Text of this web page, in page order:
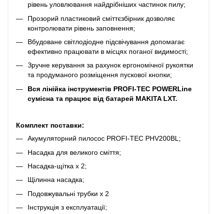
рівень уловлювання найдрібніших частинок пилу;
Прозорий пластиковий сміттєзбірник дозволяє
контролювати рівень заповнення;
Вбудоване світлодіодне підсвічування допомагає
ефективно працювати в місцях поганої видимості;
Зручне керування за рахунок ергономічної рукоятки
та продуманого розміщення пускової кнопки;
Вся лінійка інструментів PROFI-TEC POWERLine
сумісна та працює від батарей MAKITA LXT.
Комплект поставки:
Акумуляторний пилосос PROFI-TEC PHV200BL;
Насадка для великого сміття;
Насадка-щітка х 2;
Щілинна насадка;
Подовжувальні трубки х 2
Інструкція з експлуатації;